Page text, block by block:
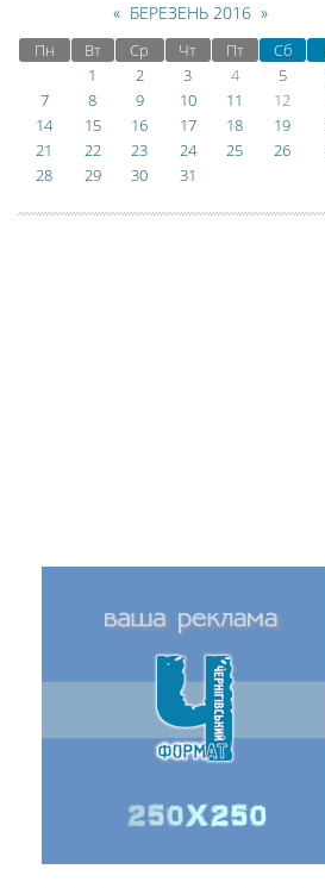
« БЕРЕЗЕНЬ 2016 »
Пн Вт Ср Чт Пт Сб
1
2 3 4 5
7
8 9 10 11 12
14
15 16 17 18 19
21
22 23 24 25 26
28
29 30 31